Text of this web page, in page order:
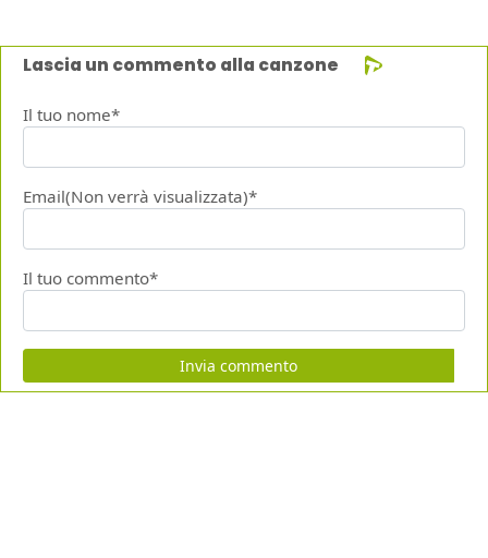
Lascia un commento alla canzone
Il tuo nome*
Email(Non verrà visualizzata)*
Il tuo commento*
Invia commento